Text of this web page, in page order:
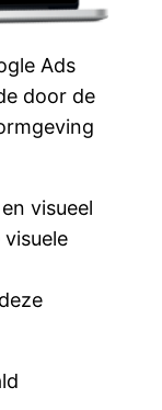
Ads
door de
visueel